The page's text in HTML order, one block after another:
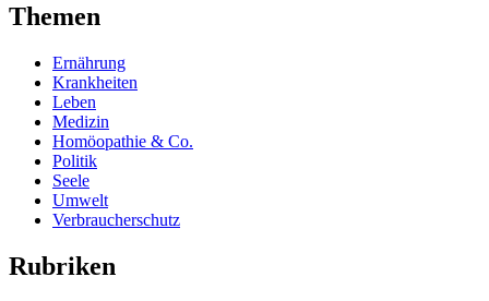
Themen
Ernährung
Krankheiten
Leben
Medizin
Homöopathie & Co.
Politik
Seele
Umwelt
Verbraucherschutz
Rubriken